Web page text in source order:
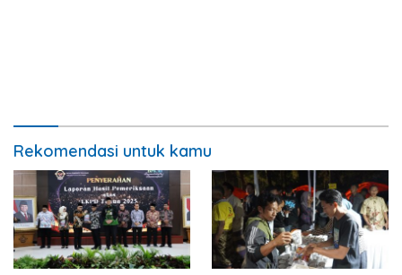
Rekomendasi untuk kamu